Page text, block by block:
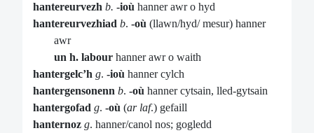
hantereurvezh b. -ioù hanner awr o hyd
hantereurvezhiad b. -où (llawn/hyd/ mesur) hanner
awr
un h. labour hanner awr o waith
hantergelc’h g. -ioù hanner cylch
hantergensonenn b. -où hanner cytsain, lled-gytsain
hantergofad g. -où (ar laf.) gefaill
hanternoz g. hanner/canol nos; gogledd